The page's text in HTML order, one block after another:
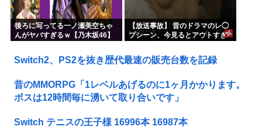
後ろに写ってる一ノ瀬美空ちゃ
んがヤバすぎるｗ【乃木坂46】
【放送事故】 昔のドラマのレ◯
プシーン、今見るとアウトすぎ
Switch2、PS2を抜き歴代最速の販売台数を記録
昔のMMORPG「1レベルあげるのに1ヶ月かかります。
ボスは12時間毎に湧いて取り合いです」
Switch テニスの王子様 16996本 16987本